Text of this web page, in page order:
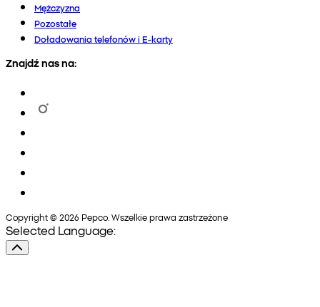
Mężczyzna
Pozostałe
Doładowania telefonów i E-karty
Znajdź nas na:
Copyright © 2026 Pepco. Wszelkie prawa zastrzeżone
Selected Language: